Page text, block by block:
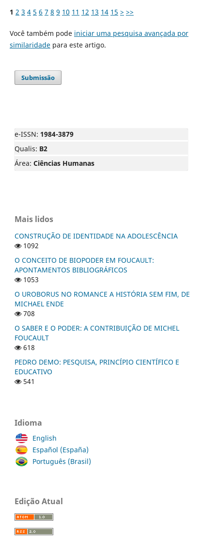
1 2 3 4 5 6 7 8 9 10 11 12 13 14 15 > >>
Você também pode iniciar uma pesquisa avançada por
similaridadepara este artigo.
Submissão
e-ISSN: 1984-3879
Qualis: B2
Área: Ciências Humanas
Mais lidos
CONSTRUÇÃO DE IDENTIDADE NA ADOLESCÊNCIA
1092
O CONCEITO DE BIOPODER EM FOUCAULT:
APONTAMENTOS BIBLIOGRÁFICOS
1053
O UROBORUS NO ROMANCE A HISTÓRIA SEM FIM, DE
MICHAEL ENDE
708
O SABER E O PODER: A CONTRIBUIÇÃO DE MICHEL
FOUCAULT
618
PEDRO DEMO: PESQUISA, PRINCÍPIO CIENTÍFICO E
EDUCATIVO
541
Idioma
English
Español (España)
Português (Brasil)
Edição Atual